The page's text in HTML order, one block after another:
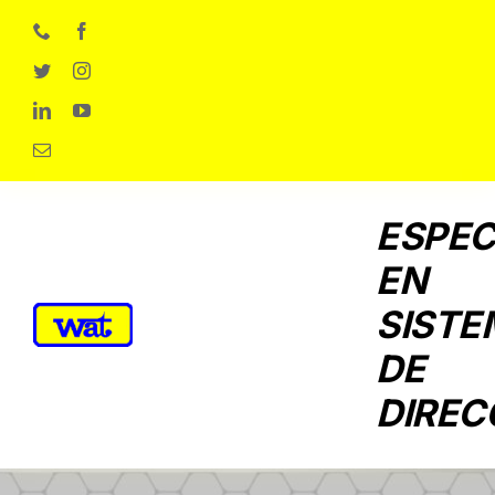
content
EN
DE